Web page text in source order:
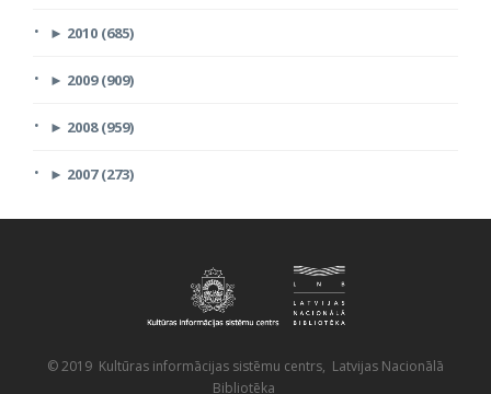
► 2010 (685)
► 2009 (909)
► 2008 (959)
► 2007 (273)
© 2019 Kultūras informācijas sistēmu centrs, Latvijas Nacionālā
Bibliotēka